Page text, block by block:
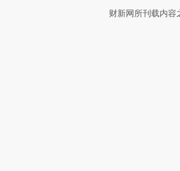
财新网所刊载内